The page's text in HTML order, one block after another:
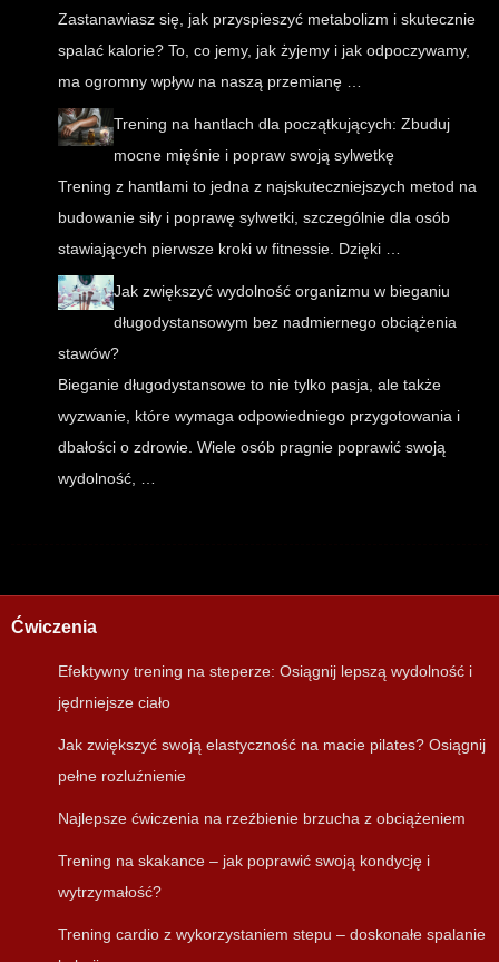
Zastanawiasz się, jak przyspieszyć metabolizm i skutecznie
spalać kalorie? To, co jemy, jak żyjemy i jak odpoczywamy,
ma ogromny wpływ na naszą przemianę …
Trening na hantlach dla początkujących: Zbuduj
mocne mięśnie i popraw swoją sylwetkę
Trening z hantlami to jedna z najskuteczniejszych metod na
budowanie siły i poprawę sylwetki, szczególnie dla osób
stawiających pierwsze kroki w fitnessie. Dzięki …
Jak zwiększyć wydolność organizmu w bieganiu
długodystansowym bez nadmiernego obciążenia
stawów?
Bieganie długodystansowe to nie tylko pasja, ale także
wyzwanie, które wymaga odpowiedniego przygotowania i
dbałości o zdrowie. Wiele osób pragnie poprawić swoją
wydolność, …
Ćwiczenia
Efektywny trening na steperze: Osiągnij lepszą wydolność i
jędrniejsze ciało
Jak zwiększyć swoją elastyczność na macie pilates? Osiągnij
pełne rozluźnienie
Najlepsze ćwiczenia na rzeźbienie brzucha z obciążeniem
Trening na skakance – jak poprawić swoją kondycję i
wytrzymałość?
Trening cardio z wykorzystaniem stepu – doskonałe spalanie